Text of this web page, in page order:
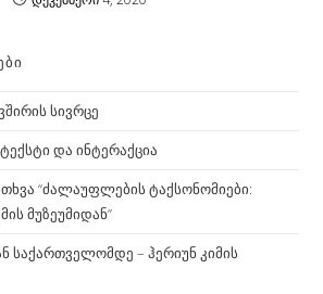
სივრცე
და ინტერაქცია
“ძალაუფლების ტაქსონომიები:
მუზეუმიდან”
საქართველომდე – ჰერიუნ კიმის